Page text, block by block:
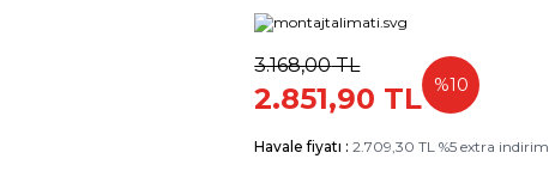
3.168,00TL
2.851,90 TL %10
Havale fiyatı :2.709,30 TL%5 extra indirim